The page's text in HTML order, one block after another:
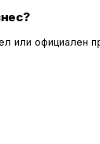
или официален